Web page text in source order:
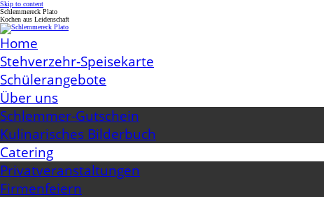
Skip to content
Schlemmereck Plato
Kochen aus Leidenschaft
Home
Stehverzehr-Speisekarte
Schülerangebote
Über uns
Schlemmer-Gutschein
Kulinarisches Bilderbuch
Catering
Privatveranstaltungen
Firmenfeiern